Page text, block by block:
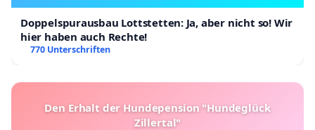
Doppelspurausbau Lottstetten: Ja, aber nicht so! Wir
hier haben auch Rechte!
770 Unterschriften
Den Erhalt der Hundepension "Hundeglück
Zillertal"